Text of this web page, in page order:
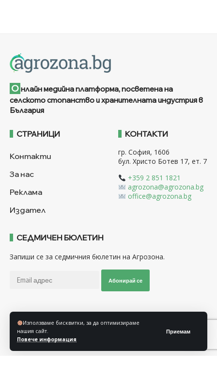
Използваме бисквитки, за да оптимизираме
нашия сайт.
Повече информация
Приемам
О нлайн медийна платформа, посветена на
селското стопанство и хранителната индустрия в
България
СТРАНИЦИ
Контакти
За нас
Реклама
Издател
КОНТАКТИ
гр. София, 1606
бул. Христо Ботев 17, ет. 7
+359 2 851 1821
agrozona@agrozona.bg
office@agrozona.bg
СЕДМИЧЕН БЮЛЕТИН
Запиши се за седмичния бюлетин на Агрозона.
Абонирай се
Последвайте ни